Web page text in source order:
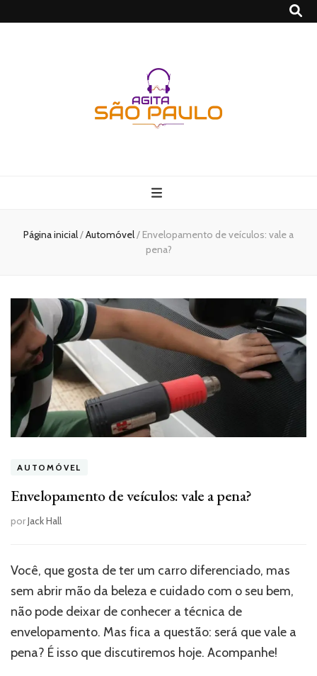
Agito
Página inicial/Automóvel/ Envelopamento de veículos: vale a
pena?
AUTOMÓVEL
Envelopamento de veículos: vale a pena?
porJack Hall
Você, que gosta de ter um carro diferenciado, mas
sem abrir mão da beleza e cuidado com o seu bem,
não pode deixar de conhecer a técnica de
envelopamento. Mas fica a questão: será que vale a
pena? É isso que discutiremos hoje. Acompanhe!